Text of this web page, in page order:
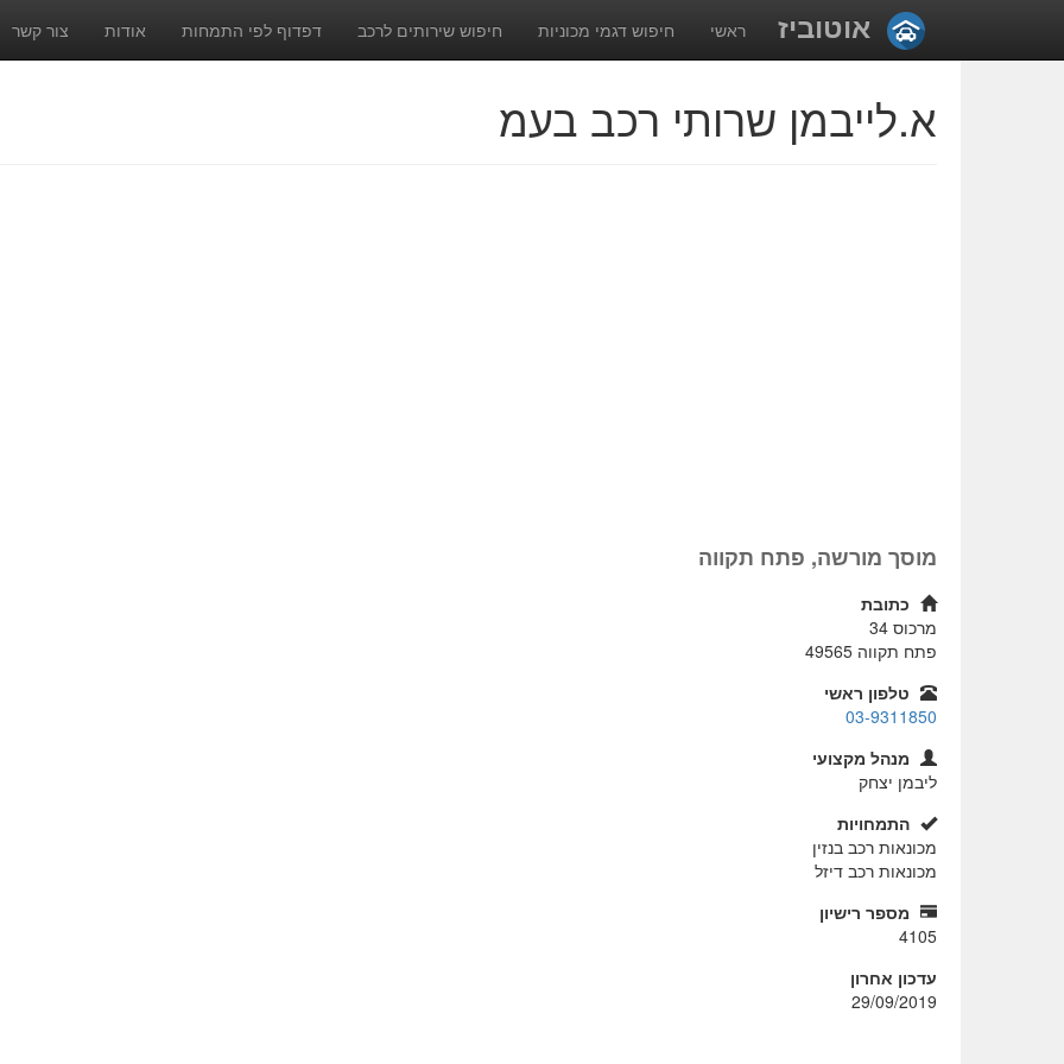
אוטוביז ראשי חיפוש דגמי מכוניות חיפוש שירותים לרכב דפדוף לפי התמחות אודות צור קשר
א.לייבמן שרותי רכב בעמ
מוסך מורשה, פתח תקווה
כתובת
מרכוס 34
פתח תקווה 49565
טלפון ראשי
03-9311850
מנהל מקצועי
ליבמן יצחק
התמחויות
מכונאות רכב בנזין
מכונאות רכב דיזל
מספר רישיון
4105
עדכון אחרון
29/09/2019